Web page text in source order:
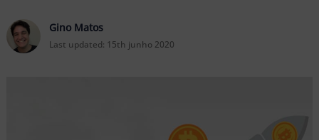
Gino Matos
Last updated: 15th junho 2020